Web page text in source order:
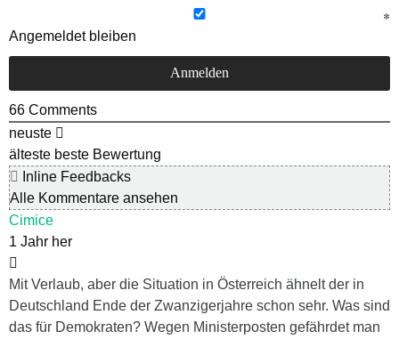
Angemeldet bleiben
66 Comments
neuste
älteste beste Bewertung
Inline Feedbacks
Alle Kommentare ansehen
Cimice
1 Jahr her
Mit Verlaub, aber die Situation in Österreich ähnelt der in
Deutschland Ende der Zwanzigerjahre schon sehr. Was sind
das für Demokraten? Wegen Ministerposten gefährdet man